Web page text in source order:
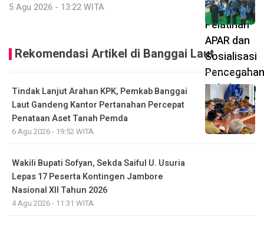
5 Agu 2026 - 13:22 WITA
Rekomendasi Artikel di Banggai Laut
Tindak Lanjut Arahan KPK, Pemkab Banggai
Laut Gandeng Kantor Pertanahan Percepat
Penataan Aset Tanah Pemda
6 Agu 2026 - 19:52 WITA
Wakili Bupati Sofyan, Sekda Saiful U. Usuria
Lepas 17 Peserta Kontingen Jambore
Nasional XII Tahun 2026
4 Agu 2026 - 11:31 WITA